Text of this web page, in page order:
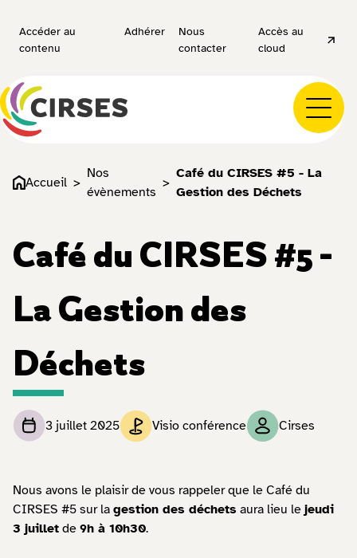
Accéder au
contenu
Adhérer
Nous
contacter
Accès au
cloud
Accueil
Nos
évènements
Café du CIRSES #5 - La
Gestion des Déchets
Café du CIRSES #5 -
La Gestion des
Déchets
3 juillet 2025 Visio conférence Cirses
Nous avons le plaisir de vous rappeler que le Café du
CIRSES #5 sur la gestion des déchets aura lieu le jeudi
3 juillet de 9h à 10h30.